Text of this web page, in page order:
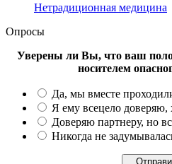
Нетрадиционная медицина
Опросы
Уверены ли Вы, что ваш
носителем
Да, мы вместе
Я ему всецело доверяю,
Доверяю партнеру, но
Никогда не